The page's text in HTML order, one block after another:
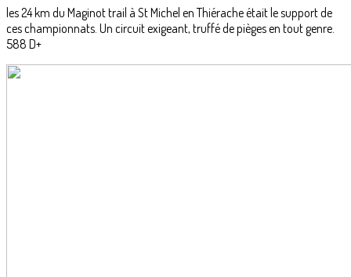
les 24 km du Maginot trail à St Michel en Thiérache était le support de
ces championnats. Un circuit exigeant, truffé de pièges en tout genre.
588 D+